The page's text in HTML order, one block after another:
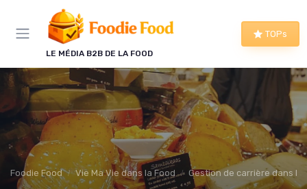
LE MÉDIA B2B DE LA FOOD
TOPs
Foodie Food Vie Ma Vie dans la Food Gestion de carrière dans la
Panneau de gestion des cookies